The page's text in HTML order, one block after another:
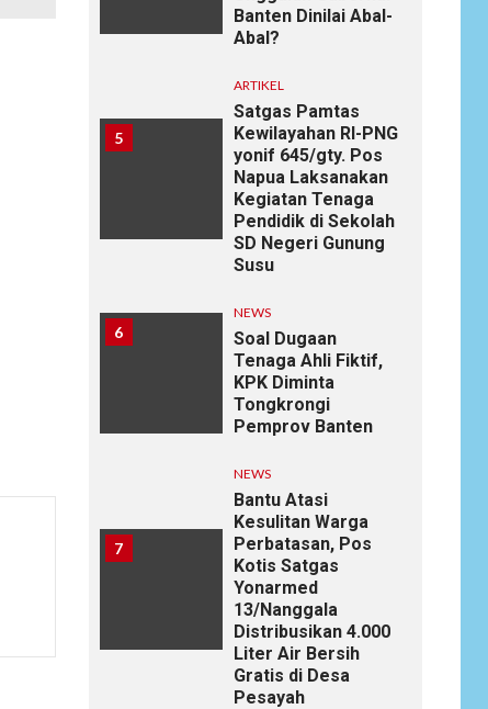
Banten Dinilai Abal-
Abal?
5
ARTIKEL
Satgas Pamtas
Kewilayahan RI-PNG
yonif 645/gty. Pos
Napua Laksanakan
Kegiatan Tenaga
Pendidik di Sekolah
SD Negeri Gunung
Susu
6
NEWS
Soal Dugaan
Tenaga Ahli Fiktif,
KPK Diminta
Tongkrongi
Pemprov Banten
7
NEWS
Bantu Atasi
Kesulitan Warga
Perbatasan, Pos
Kotis Satgas
Yonarmed
13/Nanggala
Distribusikan 4.000
Liter Air Bersih
Gratis di Desa
Pesayah